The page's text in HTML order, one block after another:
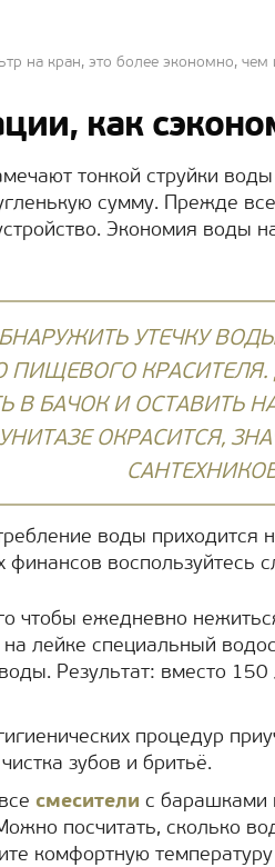
на кран, это более экономно,
как
тонкой струйки
сумму. Прежде
Экономия воды
УТЕЧКУ
ПИЩЕВОГО
В БАЧОК И ОСТАВИТЬ
ОКРАСИТСЯ,
воды приходится
финансов воспользуйтесь
чтобы ежедневно
на лейке специальный
Результат: вместо
процедур
зубов и бритьё.
смесители с барашками
посчитать, сколько
комфортную